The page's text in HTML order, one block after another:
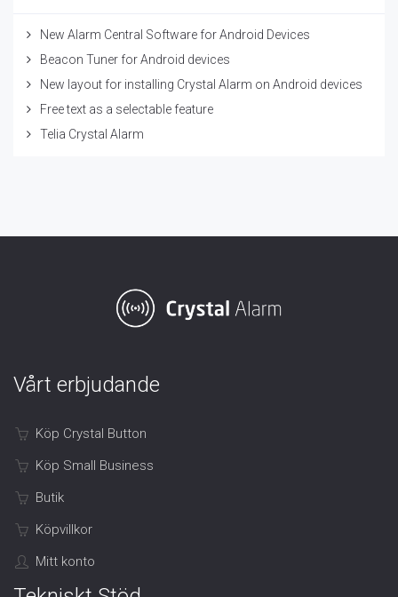
New Alarm Central Software for Android Devices
Beacon Tuner for Android devices
New layout for installing Crystal Alarm on Android devices
Free text as a selectable feature
Telia Crystal Alarm
Vårt erbjudande
Köp Crystal Button
Köp Small Business
Butik
Köpvillkor
Mitt konto